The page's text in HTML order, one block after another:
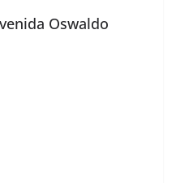
Oswaldo